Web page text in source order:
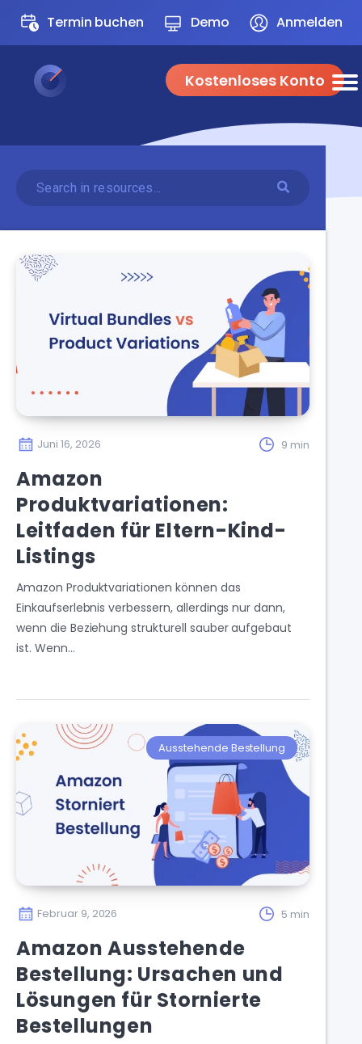
Termin buchen Demo Anmelden
Kostenloses Konto
Juni 16, 2026 9 min
Amazon
Produktvariationen:
Leitfaden für Eltern-Kind-
Listings
Amazon Produktvariationen können das
Einkaufserlebnis verbessern, allerdings nur dann,
wenn die Beziehung strukturell sauber aufgebaut
ist. Wenn…
Ausstehende Bestellung
Februar 9, 2026 5 min
Amazon Ausstehende
Bestellung: Ursachen und
Lösungen für Stornierte
Bestellungen